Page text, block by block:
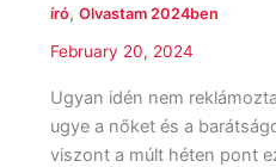
író, Olvastam 2024ben
February 20, 2024
Ugyan idén nem
ugye a nőket és a
viszont a múlt héten pont